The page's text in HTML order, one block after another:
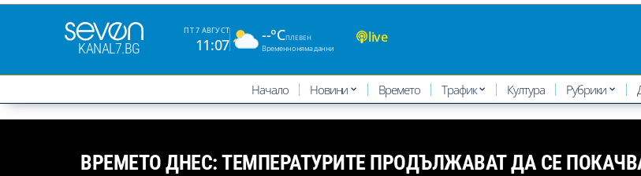
KANAL7.BG
ПТ 7 АВГУСТ
11:07
--°CПЛЕВЕН
Временно няма данни
live
Начало Новини Времето Трафик Култура Рубрики
ВРЕМЕТО ДНЕС: ТЕМПЕРАТУРИТЕ ПРОДЪЛЖАВАТ ДА СЕ